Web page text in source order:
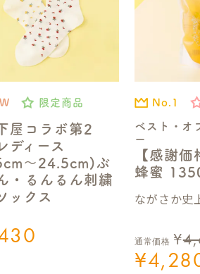
限定商品
屋コラボ第2
ディース
～24.5cm)ぶ
・るんるん刺繍
ックス
No.1
ベスト・オ
ー
【感謝
蜂蜜
ながさか史
通常価格 ¥
¥